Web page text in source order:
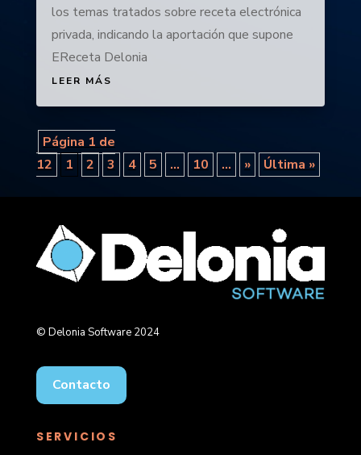
los temas tratados sobre receta electrónica
privada, indicando la aportación que supone
EReceta Delonia
LEER MÁS
Página 1 de
12
1 2 3 4 5 ... 10 ... » Última »
© Delonia Software 2024
Contacto
SERVICIOS